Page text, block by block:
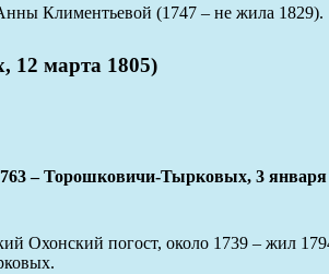
Климентьевой (1747 – не жила 1829).
марта 1805)
– Торошковичи-Тырковых, 3 января
Охонский погост, около 1739 – жил